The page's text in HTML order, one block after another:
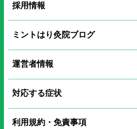
採用情報
ミントはり灸院ブログ
運営者情報
対応する症状
利用規約・免責事項